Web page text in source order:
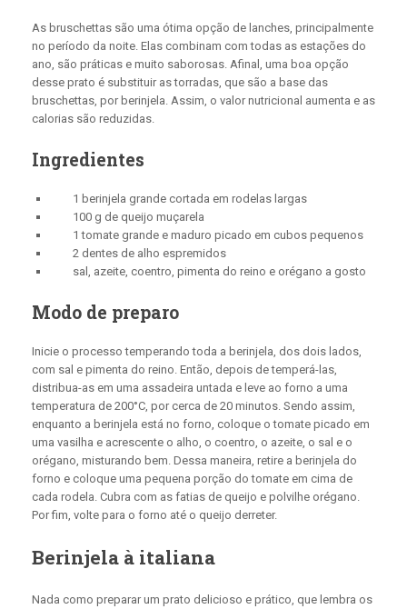
As bruschettas são uma ótima opção de lanches, principalmente
no período da noite. Elas combinam com todas as estações do
ano, são práticas e muito saborosas. Afinal, uma boa opção
desse prato é substituir as torradas, que são a base das
bruschettas, por berinjela. Assim, o valor nutricional aumenta e as
calorias são reduzidas.
Ingredientes
1 berinjela grande cortada em rodelas largas
100 g de queijo muçarela
1 tomate grande e maduro picado em cubos pequenos
2 dentes de alho espremidos
sal, azeite, coentro, pimenta do reino e orégano a gosto
Modo de preparo
Inicie o processo temperando toda a berinjela, dos dois lados,
com sal e pimenta do reino. Então, depois de temperá-las,
distribua-as em uma assadeira untada e leve ao forno a uma
temperatura de 200°C, por cerca de 20 minutos. Sendo assim,
enquanto a berinjela está no forno, coloque o tomate picado em
uma vasilha e acrescente o alho, o coentro, o azeite, o sal e o
orégano, misturando bem. Dessa maneira, retire a berinjela do
forno e coloque uma pequena porção do tomate em cima de
cada rodela. Cubra com as fatias de queijo e polvilhe orégano.
Por fim, volte para o forno até o queijo derreter.
Berinjela à italiana
Nada como preparar um prato delicioso e prático, que lembra os